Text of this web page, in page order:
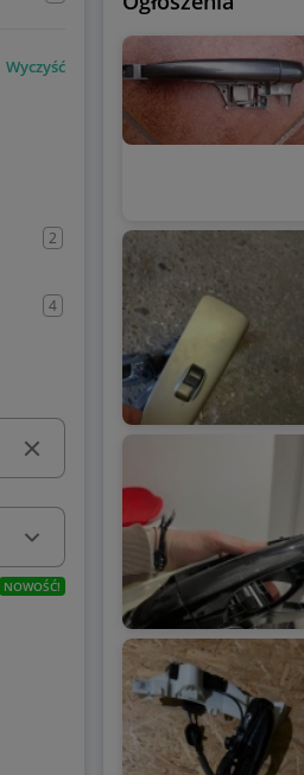
Wyczyść
2
4
NOWOŚĆ!